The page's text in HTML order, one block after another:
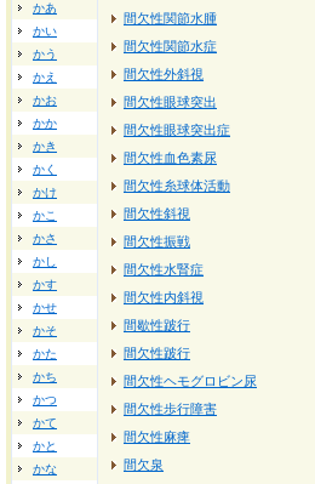
かあ
かい
かう
かえ
かお
かか
かき
かく
かけ
かこ
かさ
かし
かす
かせ
かそ
かた
かち
かつ
かて
かと
かな
間欠性関節水腫
間欠性関節水症
間欠性外斜視
間欠性眼球突出
間欠性眼球突出症
間欠性血色素尿
間欠性糸球体活動
間欠性斜視
間欠性振戦
間欠性水腎症
間欠性内斜視
間歇性跛行
間欠性跛行
間欠性ヘモグロビン尿
間欠性歩行障害
間欠性麻痺
間欠泉